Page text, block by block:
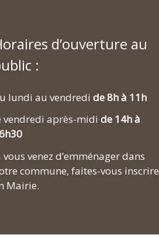
d’ouverture au
:
lundi au vendredi de 8h à 11h
vendredi après-midi de 14h à
vous venez d’emménager dans
commune, faites-vous inscrire
Mairie.